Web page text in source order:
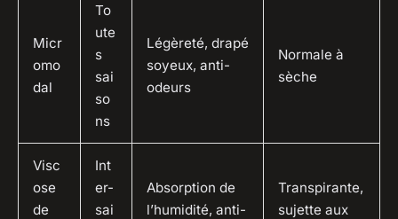
Micr
omo
dal
To
ute
s
sai
so
ns
Légèreté, drapé
soyeux, anti-
odeurs
Normale à
sèche
Visc
ose
de
Int
er-
sai
Absorption de
l’humidité, anti-
Transpirante,
sujette aux